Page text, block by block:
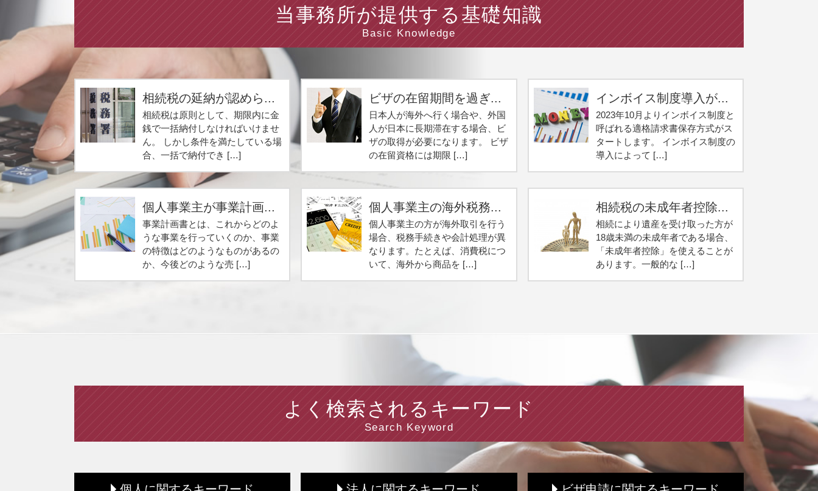
当事務所が提供する基礎知識
Basic Knowledge
相続税の延納が認めら...
相続税は原則として、期限内に金
銭で一括納付しなければいけませ
ん。 しかし条件を満たしている場
合、一括で納付でき […]
ビザの在留期間を過ぎ...
日本人が海外へ行く場合や、外国
人が日本に長期滞在する場合、ビ
ザの取得が必要になります。 ビザ
の在留資格には期限 […]
インボイス制度導入が...
2023年10月よりインボイス制度と
呼ばれる適格請求書保存方式がス
タートします。 インボイス制度の
導入によって […]
個人事業主が事業計画...
事業計画書とは、これからどのよ
うな事業を行っていくのか、事業
の特徴はどのようなものがあるの
か、今後どのような売 […]
個人事業主の海外税務...
個人事業主の方が海外取引を行う
場合、税務手続きや会計処理が異
なります。たとえば、消費税につ
いて、海外から商品を […]
相続税の未成年者控除...
相続により遺産を受け取った方が
18歳未満の未成年者である場合、
「未成年者控除」を使えることが
あります。一般的な […]
よく検索されるキーワード
Search Keyword